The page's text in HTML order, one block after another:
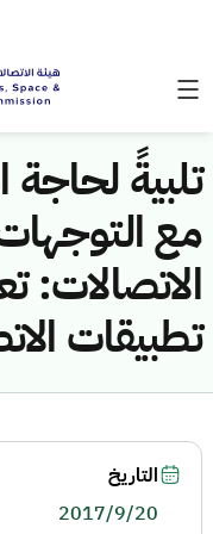
تلبيةً
مع
الاتصالات:
تطبيقات
التاريخ
2017/9/20